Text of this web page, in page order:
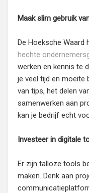
Maak slim gebruik
De Hoeksche Waard
hechte
werken en kennis te
je veel tijd en moeite
van tips, het delen
samenwerken aan
kan je bedrijf echt
Investeer in digitale
Er zijn talloze tools
maken. Denk aan